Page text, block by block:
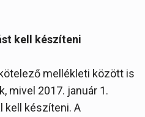
kell készíteni
mellékleti között is
mivel 2017. január 1.
kell készíteni. A